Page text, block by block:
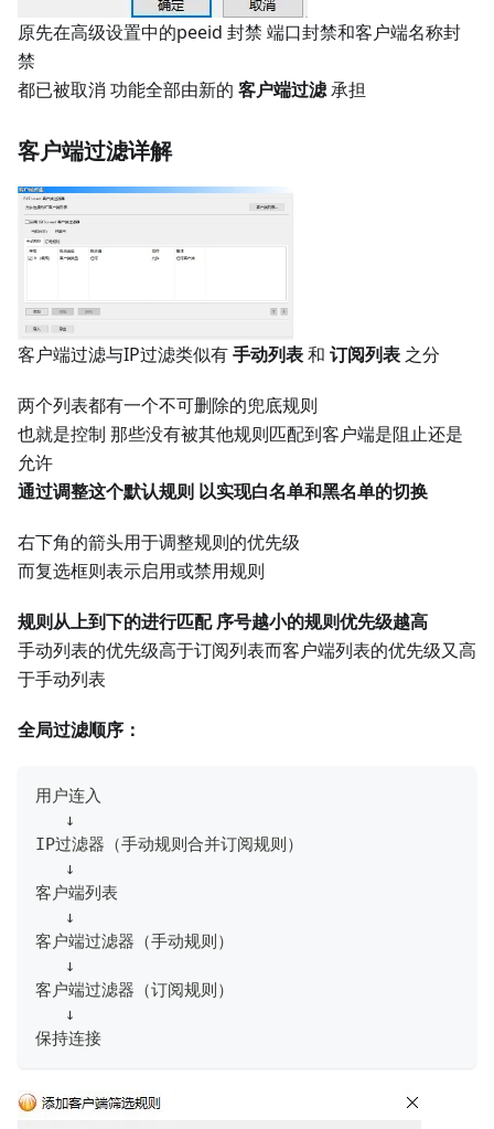
原先在高级设置中的peeid 封禁 端口封禁和客户端名称封
禁
都已被取消 功能全部由新的 客户端过滤承担
客户端过滤详解
客户端过滤与IP过滤类似有手动列表和 订阅列表 之分
两个列表都有一个不可删除的兜底规则
也就是控制 那些没有被其他规则匹配到客户端是阻止还是
允许
通过调整这个默认规则 以实现白名单和黑名单的切换
右下角的箭头用于调整规则的优先级
而复选框则表示启用或禁用规则
规则从上到下的进行匹配 序号越小的规则优先级越高
手动列表的优先级高于订阅列表而客户端列表的优先级又高
于手动列表
全局过滤顺序：
用户连入
   ↓
IP过滤器（手动规则合并订阅规则）
   ↓
客户端列表
   ↓
客户端过滤器（手动规则）
   ↓
客户端过滤器（订阅规则）
   ↓
保持连接